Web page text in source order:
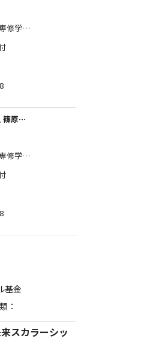
高等学校,大学院,大学
一般財団法人 篠原欣子記念財団 (海外留学奨学金グループ)
高等学校,大学院,大学
基金
：
スカラーシッ